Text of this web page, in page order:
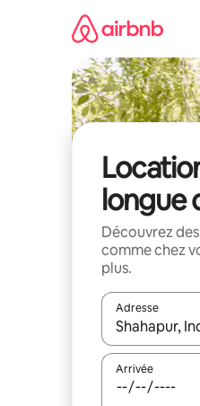
longue
Découvrez
comme chez
plus.
Adresse
Lorsque les
Arrivée